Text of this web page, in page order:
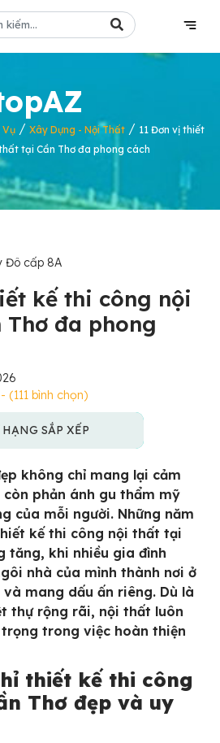
Vụ/ Xây Dựng - Nội Thất/ 11 Đơn vị thiết
tại Cần Thơ đa phong cách
Đô cấp 8A
kế thi công nội
đa phong
(111 bình chọn)
SẮP XẾP
không chỉ mang lại cảm
phản ánh gu thẩm mỹ
của mỗi người. Những năm
kế thi công nội thất tại
tăng, khi nhiều gia đình
nhà của mình thành nơi ở
mang dấu ấn riêng. Dù là
thự rộng rãi, nội thất luôn
trong việc hoàn thiện
thiết kế thi công
Thơ đẹp và uy